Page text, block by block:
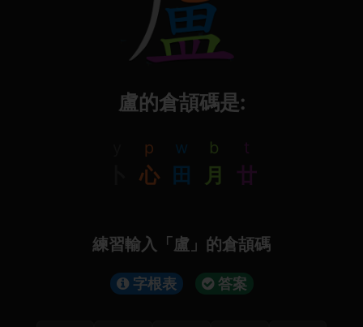
盧的倉頡碼是:
p
心
w
田
b
月
t
廿
練習輸入「盧」的倉頡碼
字根表 答案